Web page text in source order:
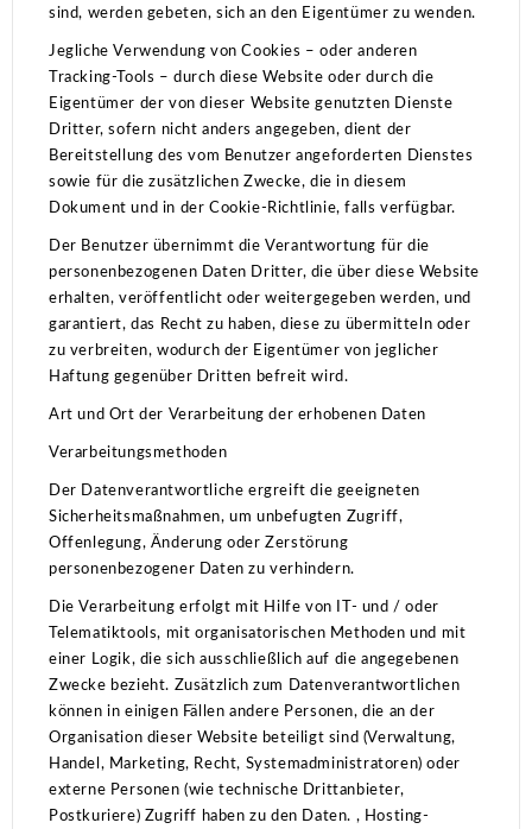
sind, werden gebeten, sich an den Eigentümer zu wenden.
Jegliche Verwendung von Cookies – oder anderen
Tracking-Tools – durch diese Website oder durch die
Eigentümer der von dieser Website genutzten Dienste
Dritter, sofern nicht anders angegeben, dient der
Bereitstellung des vom Benutzer angeforderten Dienstes
sowie für die zusätzlichen Zwecke, die in diesem
Dokument und in der Cookie-Richtlinie, falls verfügbar.
Der Benutzer übernimmt die Verantwortung für die
personenbezogenen Daten Dritter, die über diese Website
erhalten, veröffentlicht oder weitergegeben werden, und
garantiert, das Recht zu haben, diese zu übermitteln oder
zu verbreiten, wodurch der Eigentümer von jeglicher
Haftung gegenüber Dritten befreit wird.
Art und Ort der Verarbeitung der erhobenen Daten
Verarbeitungsmethoden
Der Datenverantwortliche ergreift die geeigneten
Sicherheitsmaßnahmen, um unbefugten Zugriff,
Offenlegung, Änderung oder Zerstörung
personenbezogener Daten zu verhindern.
Die Verarbeitung erfolgt mit Hilfe von IT- und / oder
Telematiktools, mit organisatorischen Methoden und mit
einer Logik, die sich ausschließlich auf die angegebenen
Zwecke bezieht. Zusätzlich zum Datenverantwortlichen
können in einigen Fällen andere Personen, die an der
Organisation dieser Website beteiligt sind (Verwaltung,
Handel, Marketing, Recht, Systemadministratoren) oder
externe Personen (wie technische Drittanbieter,
Postkuriere) Zugriff haben zu den Daten. , Hosting-